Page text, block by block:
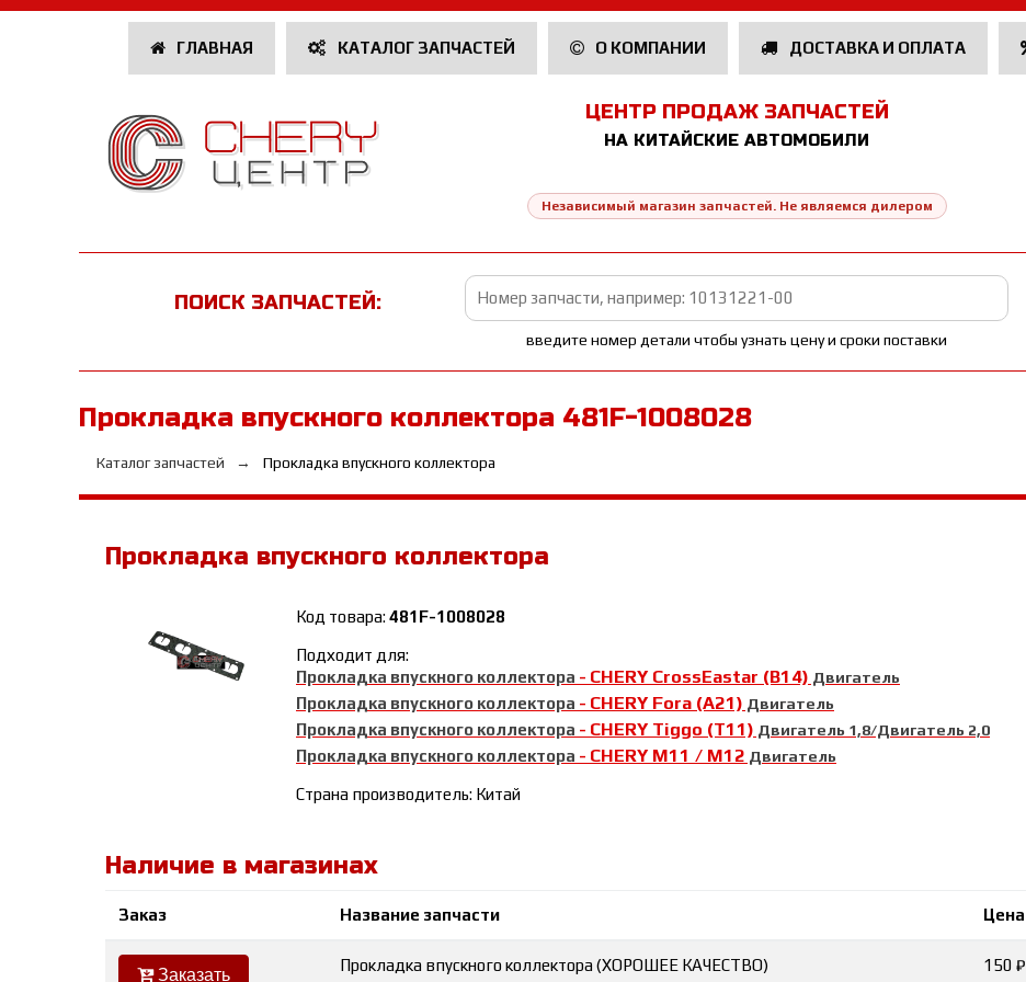
ГЛАВНАЯ КАТАЛОГ ЗАПЧАСТЕЙ О КОМПАНИИ ДОСТАВКА И ОПЛАТА
ЦЕНТР ПРОДАЖ ЗАПЧАСТЕЙ
НА КИТАЙСКИЕ АВТОМОБИЛИ
Независимый магазин запчастей. Не являемся дилером
ПОИСК ЗАПЧАСТЕЙ:
введите номер детали чтобы узнать цену и сроки поставки
Прокладка впускного коллектора 481F-1008028
Каталог запчастей Прокладка впускного коллектора
Прокладка впускного коллектора
Код товара:481F-1008028
Подходит для:
Прокладка впускного коллектора - CHERY CrossEastar (B14) Двигатель
Прокладка впускного коллектора - CHERY Fora (A21) Двигатель
Прокладка впускного коллектора - CHERY Tiggo (T11) Двигатель 1,8/Двигатель 2,0
Прокладка впускного коллектора - CHERY М11 / М12 Двигатель
Страна производитель: Китай
Наличие в магазинах
Заказ Название запчасти Цена
Заказать
Прокладка впускного коллектора (ХОРОШЕЕ КАЧЕСТВО) 150 ₽